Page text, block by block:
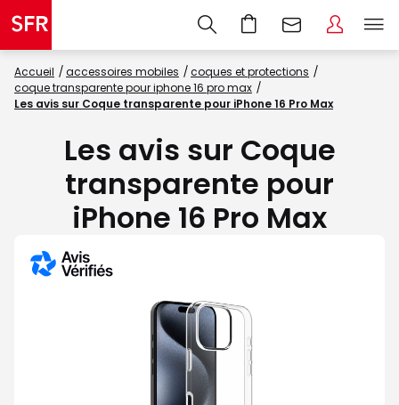
Accueil accessoires mobiles
coques et protections
coque transparente pour iphone 16 pro max
Les avis sur Coque transparente pour iPhone 16 Pro Max
Les avis sur Coque
transparente pour
iPhone 16 Pro Max